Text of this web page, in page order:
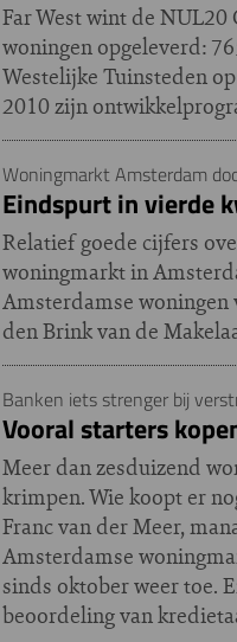
Far West wint de
woningen opgeleverd:
Westelijke Tuinsteden
2010 zijn
Woningmarkt Amsterdam
Eindspurt in vierde
Relatief goede cijfers
woningmarkt in
Amsterdamse woningen
den Brink van de
Banken iets strenger bij
Vooral starters
Meer dan zesduizend
krimpen. Wie koopt er
Franc van der Meer,
Amsterdamse
sinds oktober weer toe.
beoordeling van